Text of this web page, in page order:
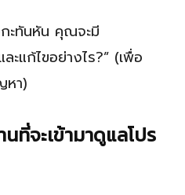
ะทันหัน คุณจะมี
ะแก้ไขอย่างไร?” (เพื่อ
หา)
ที่จะเข้ามาดูแลโปร